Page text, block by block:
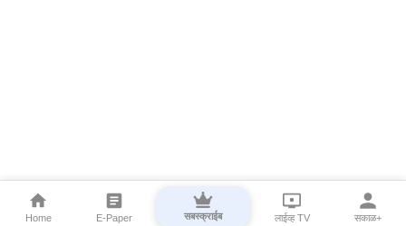
Home E-Paper सबस्क्राईब लाईव्ह TV सकाळ+